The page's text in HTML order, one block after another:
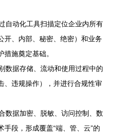
自动化工具扫描定位企业内所有
开、内部、秘密、绝密）和业务
施奠定基础。
数据存储、流动和使用过程中的
、违规操作），并进行合规性审
数据加密、脱敏、访问控制、数
段，形成覆盖“端、管、云”的